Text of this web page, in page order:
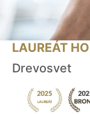
LAUREÁT
Drevosvet